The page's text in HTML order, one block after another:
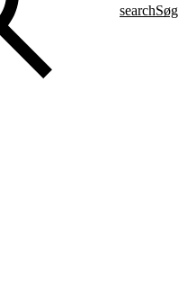
searchSøg